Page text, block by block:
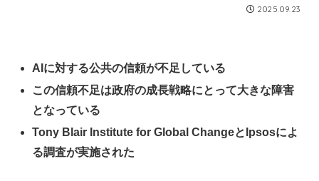
2025.09.23
AIに対する公共の信頼が不足している
この信頼不足は政府の成長戦略にとって大きな障害
となっている
Tony Blair Institute for Global ChangeとIpsosによ
る調査が実施された